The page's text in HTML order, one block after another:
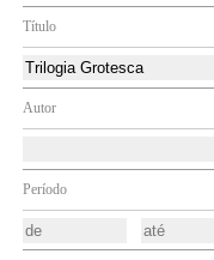
Título
Autor
Período